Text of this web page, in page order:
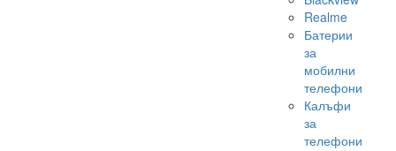
Realme
Батерии
за
мобилни
телефони
Калъфи
за
телефони